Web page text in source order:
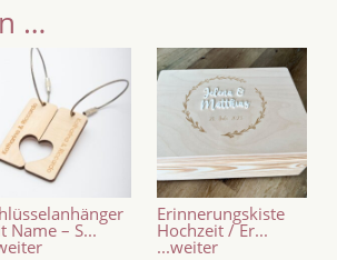
…
Name – S...
Erinnerungskiste
Hochzeit / Er...
...weiter